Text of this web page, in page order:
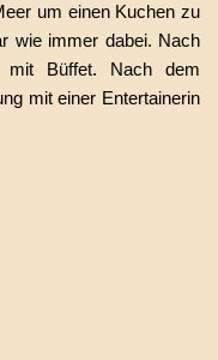
um einen Kuchen zu
wie immer dabei. Nach
Büffet. Nach dem
mit einer Entertainerin